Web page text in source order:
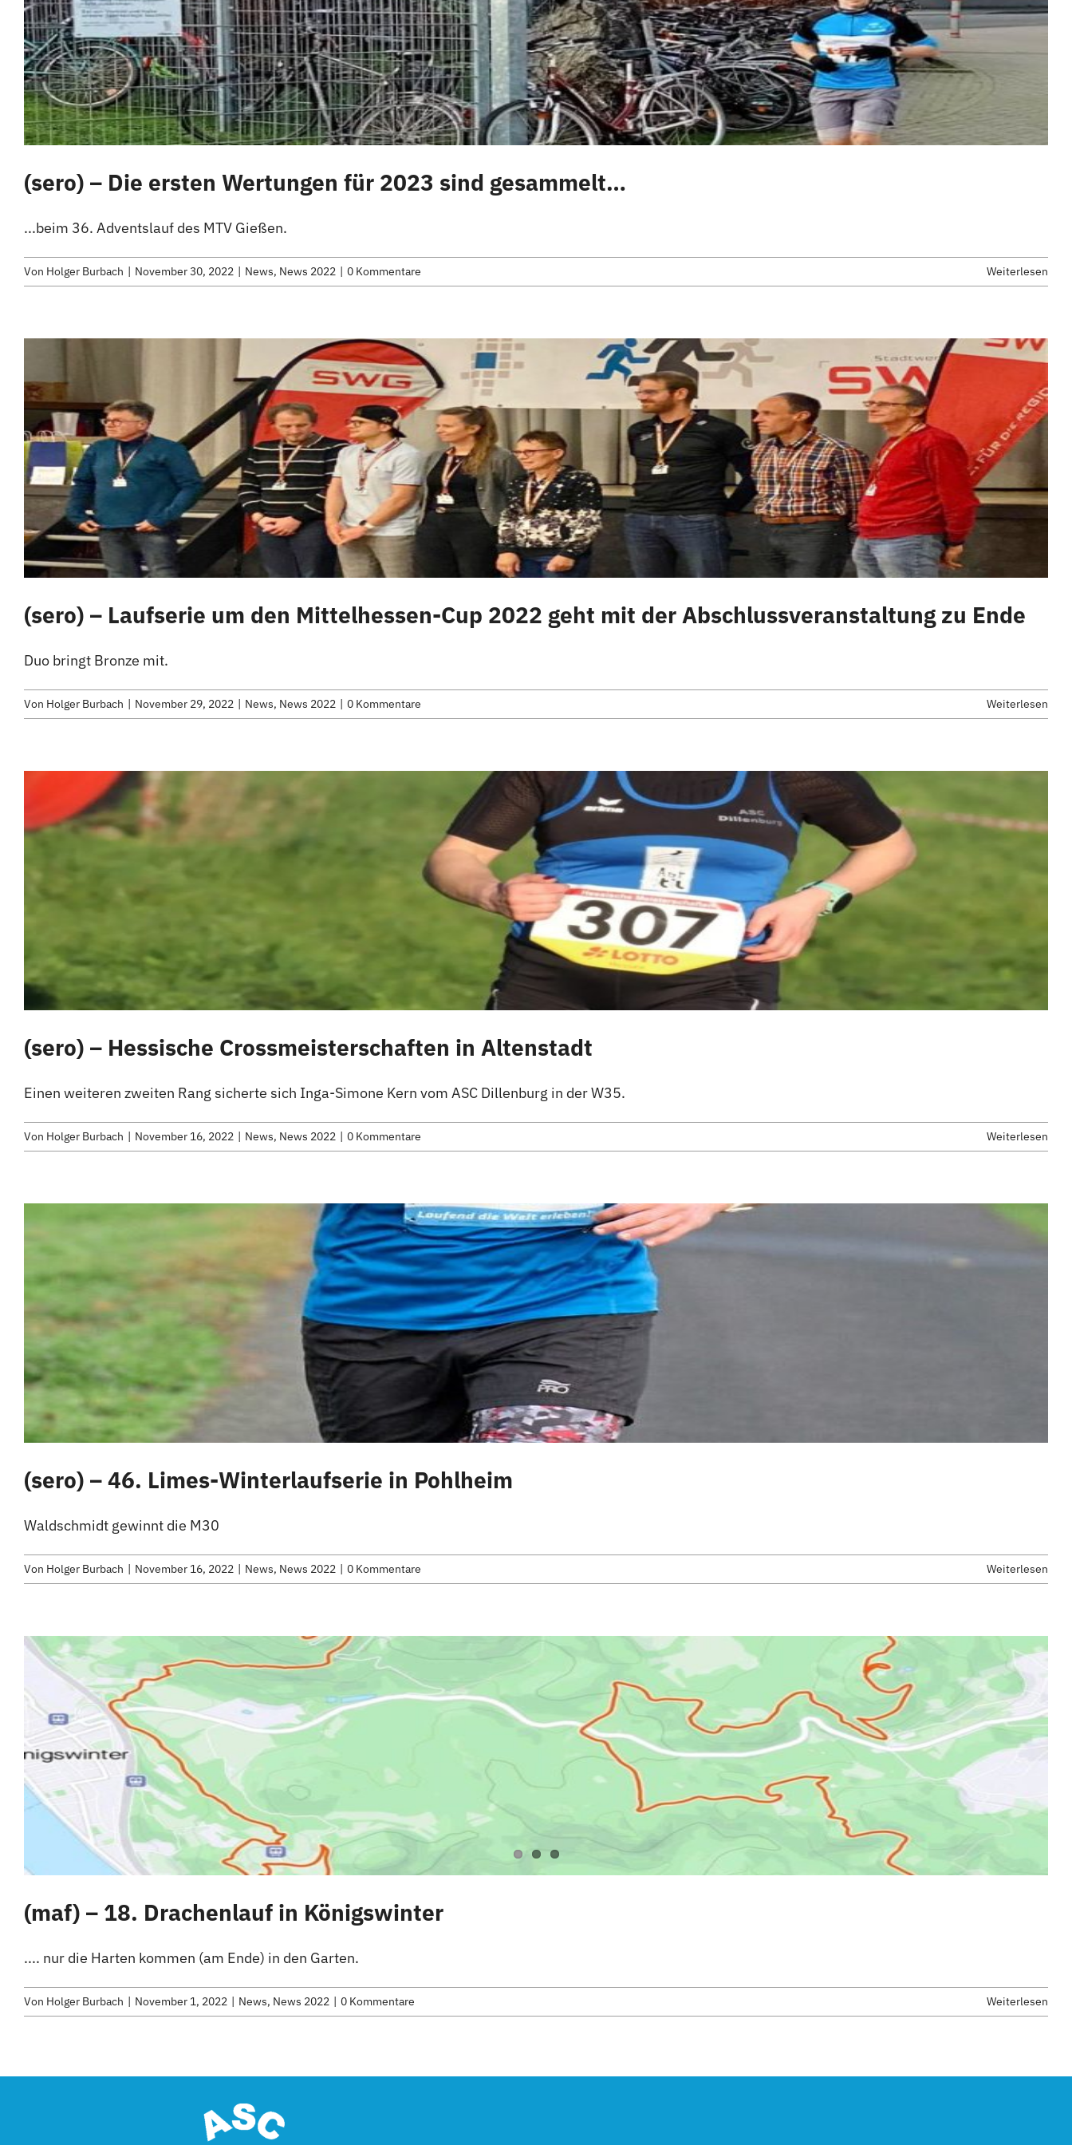
(sero) – Die ersten Wertungen für 2023 sind gesammelt…
...beim 36. Adventslauf des MTV Gießen.
Von Holger Burbach | November 30, 2022 | News, News 2022 | 0 Kommentare Weiterlesen
(sero) – Laufserie um den Mittelhessen-Cup 2022 geht mit der Abschlussveranstaltung zu Ende
Duo bringt Bronze mit.
Von Holger Burbach | November 29, 2022 | News, News 2022 | 0 Kommentare Weiterlesen
(sero) – Hessische Crossmeisterschaften in Altenstadt
Einen weiteren zweiten Rang sicherte sich Inga-Simone Kern vom ASC Dillenburg in der W35.
Von Holger Burbach | November 16, 2022 | News, News 2022 | 0 Kommentare Weiterlesen
(sero) – 46. Limes-Winterlaufserie in Pohlheim
Waldschmidt gewinnt die M30
Von Holger Burbach | November 16, 2022 | News, News 2022 | 0 Kommentare Weiterlesen
(maf) – 18. Drachenlauf in Königswinter
.... nur die Harten kommen (am Ende) in den Garten.
Von Holger Burbach | November 1, 2022 | News, News 2022 | 0 Kommentare Weiterlesen